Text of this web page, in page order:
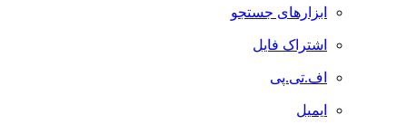
ابزارهای جستجو
اشتراک فایل
اف.تی.پی
ایمیل